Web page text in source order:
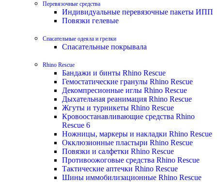
Перевязочные средства
Индивидуальные перевязочные пакеты ИПП
Повязки гелевые
Спасательные одеяла и грелки
Спасательные покрывала
Rhino Rescue
Бандажи и бинты Rhino Rescue
Гемостатические гранулы Rhino Rescue
Декомпресионные иглы Rhino Rescue
Дыхательная реанимация Rhino Rescue
Жгуты и турникеты Rhino Rescue
Кровоостанавливающие средства Rhino
Rescue 6
Ножницы, маркеры и накладки Rhino Rescue
Окклюзионные пластыри Rhino Rescue
Повязки и салфетки Rhino Rescue
Противоожоговые средства Rhino Rescue
Тактические аптечки Rhino Rescue
Шины иммобилизационные Rhino Rescue